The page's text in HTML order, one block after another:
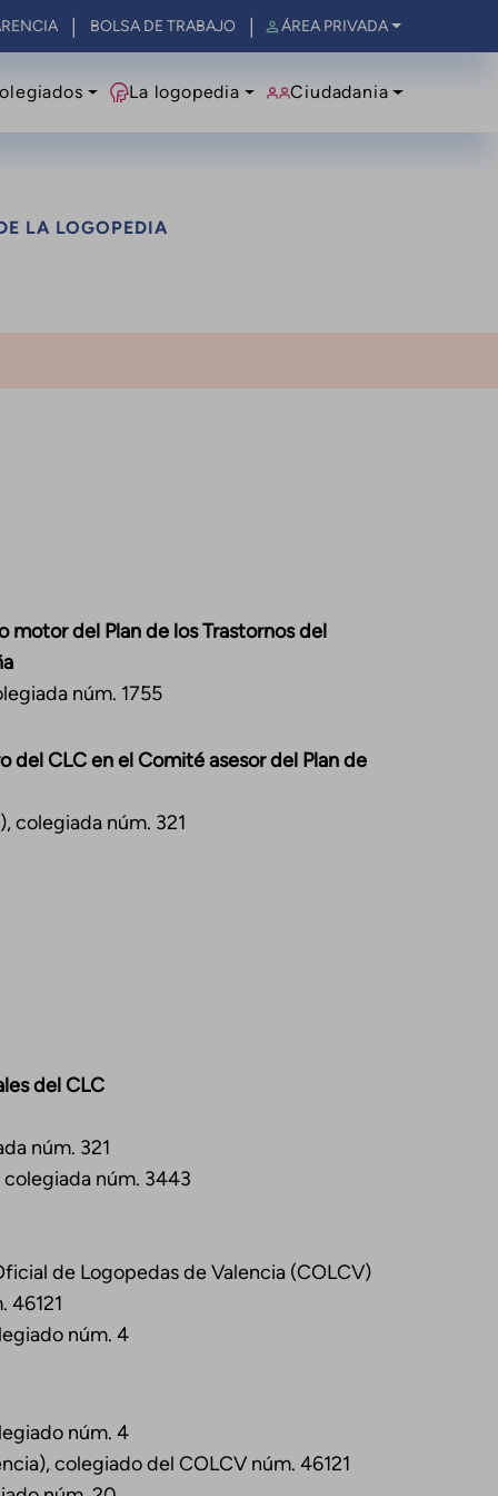
BOLSA DE TRABAJO ÁREA PRIVADA
La logopedia Ciudadania
LA LOGOPEDIA
del Plan de los Trastornos del
núm. 1755
CLC en el Comité asesor del Plan de
colegiada núm. 321
del CLC
núm. 321
núm. 3443
de Logopedas de Valencia (COLCV)
46121
núm. 4
núm. 4
colegiado del COLCV núm. 46121